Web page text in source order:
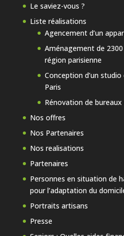
Le saviez-vous ?
Liste réalisations
Agencement d’un
Aménagement de
région parisienne
Conception d’un
Paris
Rénovation de
Nos offres
Nos Partenaires
Nos realisations
Partenaires
Personnes en situation de
pour l’adaptation du
Portraits artisans
Presse